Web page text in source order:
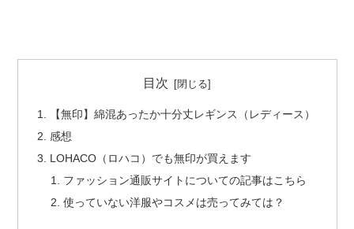
目次
【無印】綿混あったか十分丈レギンス（レディース）
感想
LOHACO（ロハコ）でも無印が買えます
ファッション通販サイトについての記事はこちら
使っていない洋服やコスメは売ってみては？